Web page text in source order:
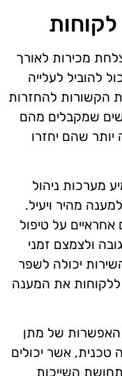
לקוחות
מכירות לאורך
להוביל לעלייה
הקשורות להחזרות
שמקבלים מהם
יותר שהם יחזרו
מערכות ניהול
מהיר ויעיל.
אחראיים על טיפול
ולצמצם זמני
יכולה לשפר
ללקוחות את המענה
האפשרות של מתן
טכנית, אשר יכולים
השייכות